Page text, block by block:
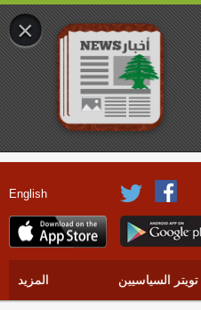
English
تويتر السياسيين المزيد
×